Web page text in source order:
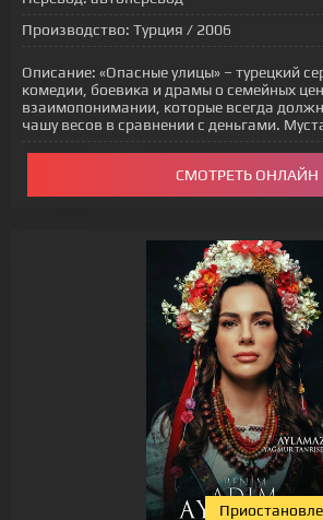
Производство: Турция / 2006
Описание: «Опасные улицы» – турецкий
комедии, боевика и драмы о семейных
взаимопонимании, которые всегда
чашу весов в сравнении с деньгами.
СМОТРЕТЬ ОНЛАЙН